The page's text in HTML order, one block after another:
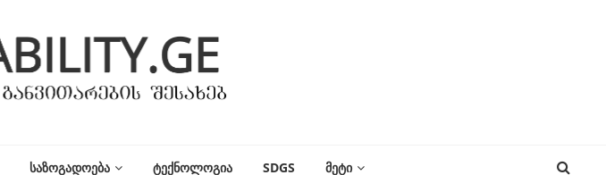
ᲡᲐᲖᲝᲒᲐᲓᲝᲔᲑᲐ ᲢᲔᲥᲜᲝᲚᲝᲒᲘᲐ SDGS ᲛᲔᲢᲘ